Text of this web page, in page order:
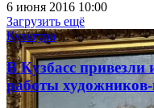
6 июня 2016 10:00
Загрузить ещё
Культура
В Кузбасс привезли
работы